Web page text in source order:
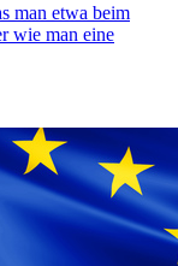
man etwa beim
wie man eine